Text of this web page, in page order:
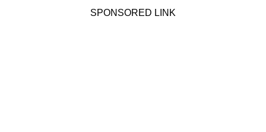
SPONSORED LINK